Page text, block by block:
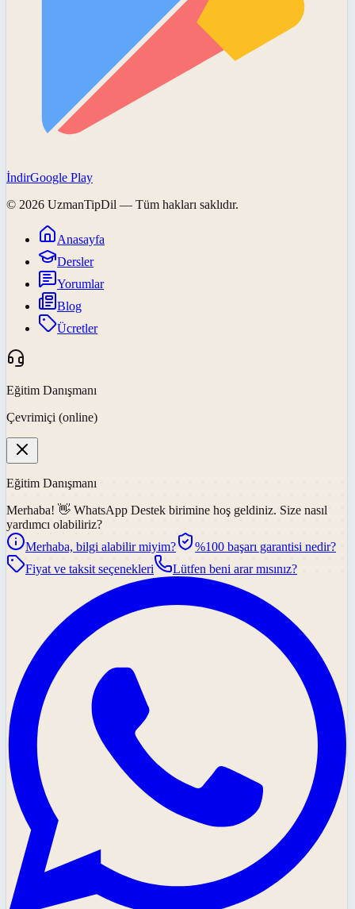
İndirGoogle Play
© 2026 UzmanTipDil — Tüm hakları saklıdır.
Anasayfa
Dersler
Yorumlar
Blog
Ücretler
Eğitim Danışmanı
Çevrimiçi (online)
Eğitim Danışmanı
Merhaba! 👋 WhatsApp Destek birimine hoş geldiniz. Size nasıl
yardımcı olabiliriz?
Merhaba, bilgi alabilir miyim?
%100 başarı garantisi nedir?
Fiyat ve taksit seçenekleri
Lütfen beni arar mısınız?